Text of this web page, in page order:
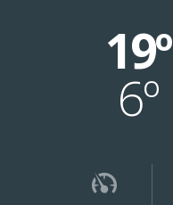
19º
6º